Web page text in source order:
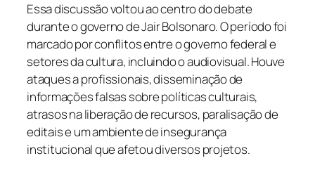
Essa discussão voltou ao centro do debate
durante o governo de Jair Bolsonaro. O período foi
marcado por conflitos entre o governo federal e
setores da cultura, incluindo o audiovisual. Houve
ataques a profissionais, disseminação de
informações falsas sobre políticas culturais,
atrasos na liberação de recursos, paralisação de
editais e um ambiente de insegurança
institucional que afetou diversos projetos.